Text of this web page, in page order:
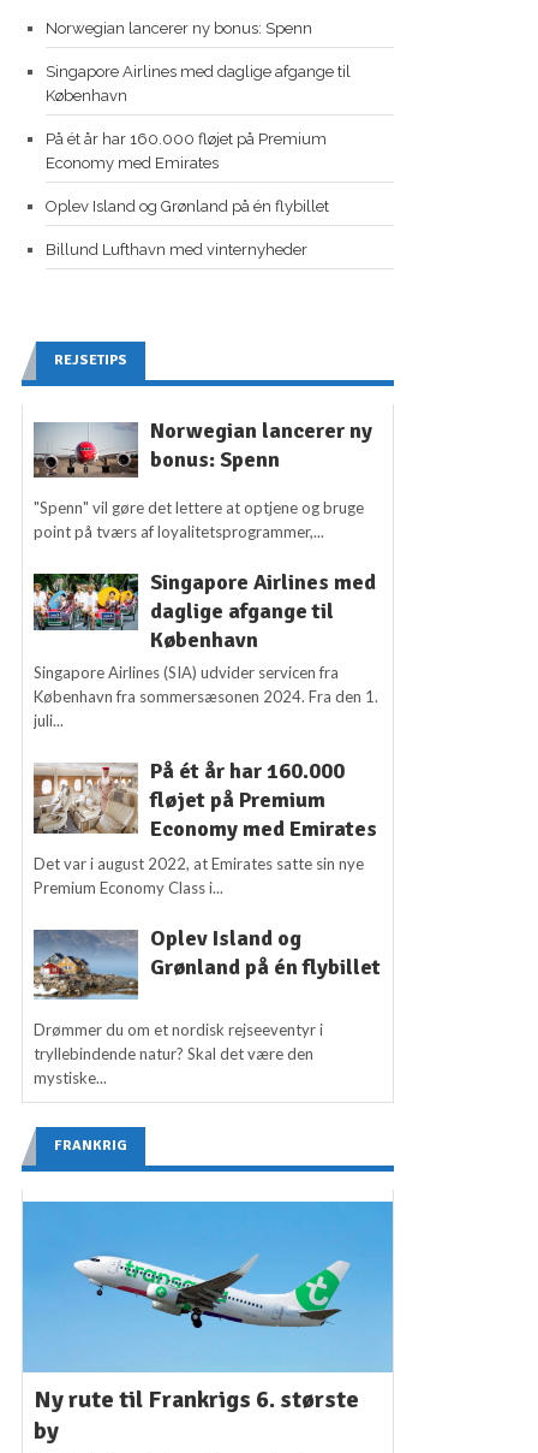
Norwegian lancerer ny bonus: Spenn
Singapore Airlines med daglige afgange til
København
På ét år har 160.000 fløjet på Premium
Economy med Emirates
Oplev Island og Grønland på én flybillet
Billund Lufthavn med vinternyheder
REJSETIPS
Norwegian lancerer ny
bonus: Spenn
"Spenn" vil gøre det lettere at optjene og bruge
point på tværs af loyalitetsprogrammer,...
Singapore Airlines med
daglige afgange til
København
Singapore Airlines (SIA) udvider servicen fra
København fra sommersæsonen 2024. Fra den 1.
juli...
På ét år har 160.000
fløjet på Premium
Economy med Emirates
Det var i august 2022, at Emirates satte sin nye
Premium Economy Class i...
Oplev Island og
Grønland på én flybillet
Drømmer du om et nordisk rejseeventyr i
tryllebindende natur? Skal det være den
mystiske...
FRANKRIG
Ny rute til Frankrigs 6. største
by